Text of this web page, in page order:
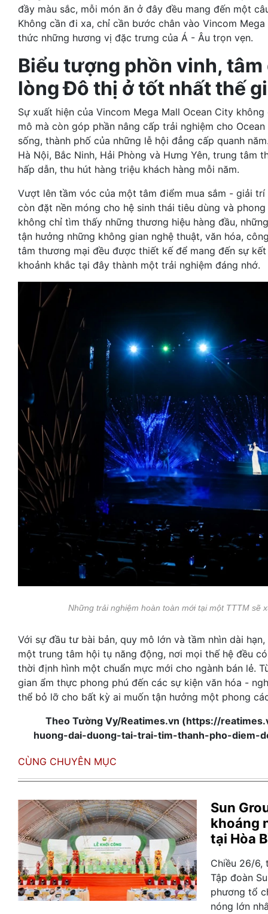
đầy màu sắc, mỗi món ăn ở đây đều mang đến một
Không cần đi xa, chỉ cần bước chân vào Vincom
thức những hương vị đặc trưng của Á - Âu trọn vẹn.
Biểu tượng phồn vinh,
lòng Đô thị ở tốt nhất thế
Sự xuất hiện của Vincom Mega Mall Ocean City
mô mà còn góp phần nâng cấp trải nghiệm cho
sống, thành phố của những lễ hội đẳng cấp quanh
Hà Nội, Bắc Ninh, Hải Phòng và Hưng Yên, trung tâm
hấp dẫn, thu hút hàng triệu khách hàng mỗi năm.
Vượt lên tầm vóc của một tâm điểm mua sắm - giải
còn đặt nền móng cho hệ sinh thái tiêu dùng và
không chỉ tìm thấy những thương hiệu hàng đầu,
tận hưởng những không gian nghệ thuật, văn hóa,
tâm thương mại đều được thiết kế để mang đến sự
khoảnh khắc tại đây thành một trải nghiệm đáng nhớ.
Những trải nghiệm hoàn toàn mới tại một TTTM sẽ
Với sự đầu tư bài bản, quy mô lớn và tầm nhìn dài
một trung tâm hội tụ năng động, nơi mọi thế hệ đều
thời định hình một chuẩn mực mới cho ngành bán lẻ.
gian ẩm thực phong phú đến các sự kiện văn hóa -
thể bỏ lỡ cho bất kỳ ai muốn tận hưởng một phong
Theo Tường Vy/Reatimes.vn (https://
huong-dai-duong-tai-trai-tim-thanh-pho-diem-
CÙNG CHUYÊN MỤC
Sun
khoáng
tại Hòa
Chiều 26/6,
Tập đoàn
phương tổ
nóng lớn